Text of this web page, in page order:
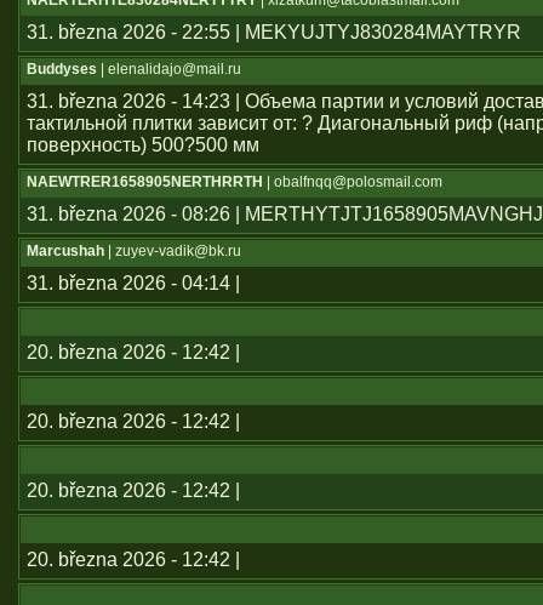
31. března 2026 - 22:55 | MEKYUJTYJ830284MAYTRYR
Buddyses | elenalidajo@mail.ru
31. března 2026 - 14:23 | Объема партии и условий
тактильной плитки зависит от: ? Диагональный риф
поверхность) 500?500 мм
NAEWTRER1658905NERTHRRTH | obalfnqq@polosmail.com
31. března 2026 - 08:26 |
Marcushah | zuyev-vadik@bk.ru
31. března 2026 - 04:14 |
20. března 2026 - 12:42 |
20. března 2026 - 12:42 |
20. března 2026 - 12:42 |
20. března 2026 - 12:42 |